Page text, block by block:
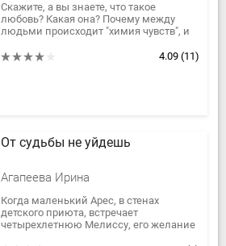
Скажите, а вы знаете, что такое
любовь? Какая она? Почему между
людьми происходит "химия чувств", и
можно полюбить? Почему ты...
4.09 (11)
От судьбы не уйдешь
Агапеева Ирина
Когда маленький Арес, в стенах
детского приюта, встречает
четырехлетнюю Мелиссу, его желание